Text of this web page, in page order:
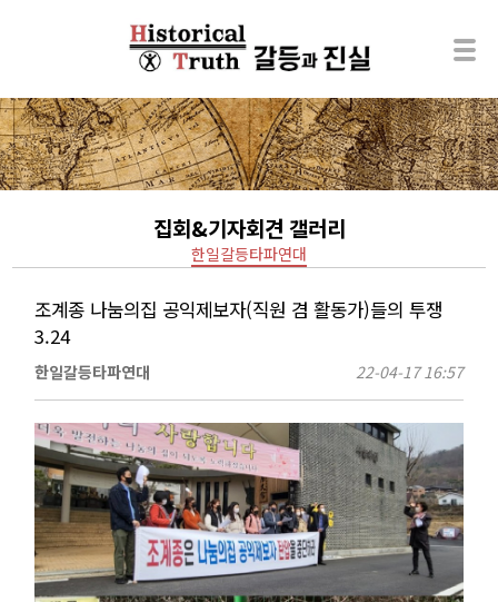
집회&기자회견 갤러리
한일갈등타파연대
조계종 나눔의집 공익제보자(직원 겸 활동가)들의 투쟁
3.24
한일갈등타파연대 22-04-17 16:57